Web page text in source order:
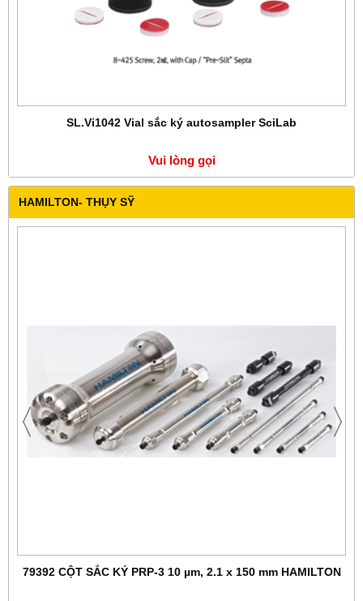
SL.Vi1042 Vial sắc ký autosampler SciLab
Vui lòng gọi
HAMILTON- THỤY SỸ
79392 CỘT SẮC KÝ PRP-3 10 µm, 2.1 x 150 mm HAMILTON